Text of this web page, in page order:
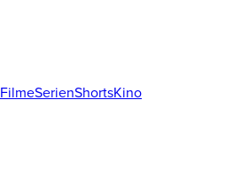
FilmeSerienShortsKino